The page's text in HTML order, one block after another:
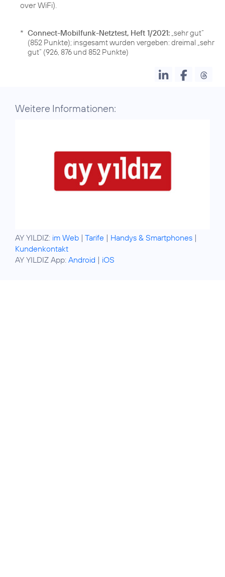
* Connect-Mobilfunk-Netztest, Heft 1/2021: „sehr gut“
(852 Punkte); insgesamt wurden vergeben: dreimal „sehr
gut“ (926, 876 und 852 Punkte)
Weitere Informationen:
AY YILDIZ: im Web | Tarife | Handys & Smartphones |
Kundenkontakt
AY YILDIZ App: Android | iOS